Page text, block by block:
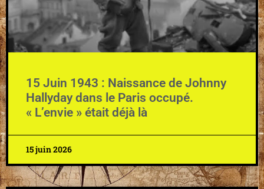
15 Juin 1943 : Naissance de Johnny
Hallyday dans le Paris occupé.
« L’envie » était déjà là
15 juin 2026